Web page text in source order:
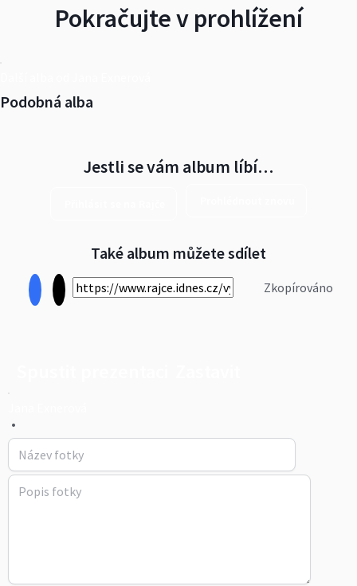
Pokračujte v prohlížení
Podobná alba
Jestli se vám album líbí…
Také album můžete sdílet
Zkopírováno
•